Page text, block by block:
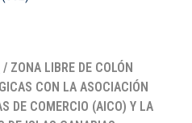
/ ZONA LIBRE DE COLÓN
CON LA ASOCIACIÓN
DE COMERCIO (AICO) Y LA